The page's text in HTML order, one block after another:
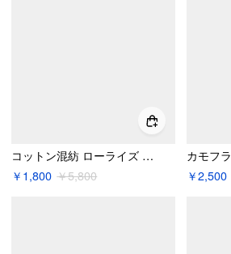
コットン混紡 ローライズ カモ マイクロミニ スコート
￥1,800 ￥5,800
￥2,500